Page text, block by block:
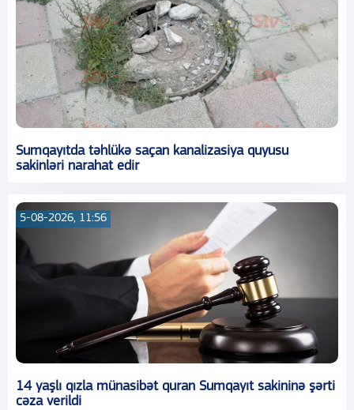
Sumqayıtda təhlükə saçan kanalizasiya quyusu
sakinləri narahat edir
5-08-2026, 11:56
14 yaşlı qızla münasibət quran Sumqayıt sakininə şərti
cəza verildi